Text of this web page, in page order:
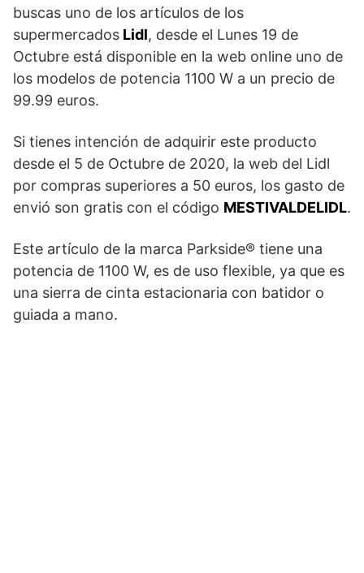
buscas uno de los artículos de los
supermercados Lidl, desde el Lunes 19 de
Octubre está disponible en la web online uno de
los modelos de potencia 1100 W a un precio de
99.99 euros.
Si tienes intención de adquirir este producto
desde el 5 de Octubre de 2020, la web del Lidl
por compras superiores a 50 euros, los gasto de
envió son gratis con el código MESTIVALDELIDL.
Este artículo de la marca Parkside® tiene una
potencia de 1100 W, es de uso flexible, ya que es
una sierra de cinta estacionaria con batidor o
guiada a mano.